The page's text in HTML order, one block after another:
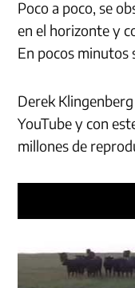
Poco a poco, se
en el horizonte y
En pocos minutos
Derek
YouTube y con
millones de